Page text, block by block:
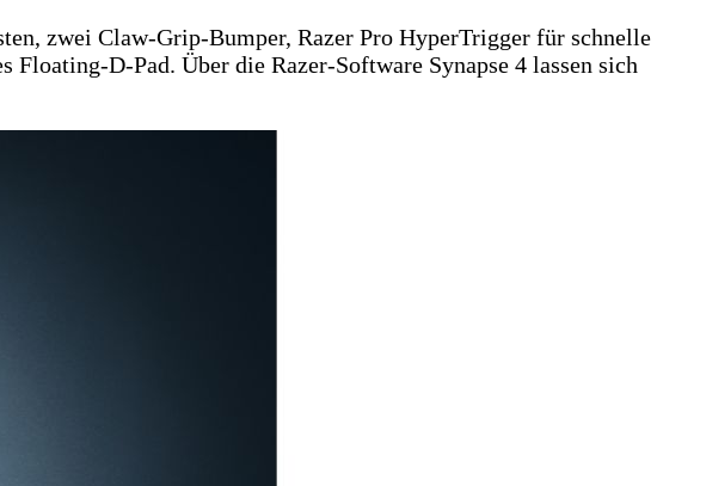
zwei Claw-Grip-Bumper, Razer Pro HyperTrigger für schnelle
D-Pad. Über die Razer-Software Synapse 4 lassen sich